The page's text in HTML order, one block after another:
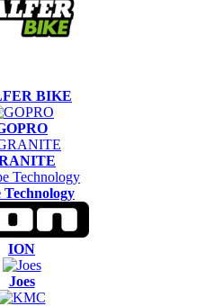
BIKE
Technology
ION
Joes